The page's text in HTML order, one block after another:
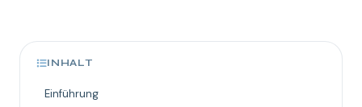
INHALT
Einführung